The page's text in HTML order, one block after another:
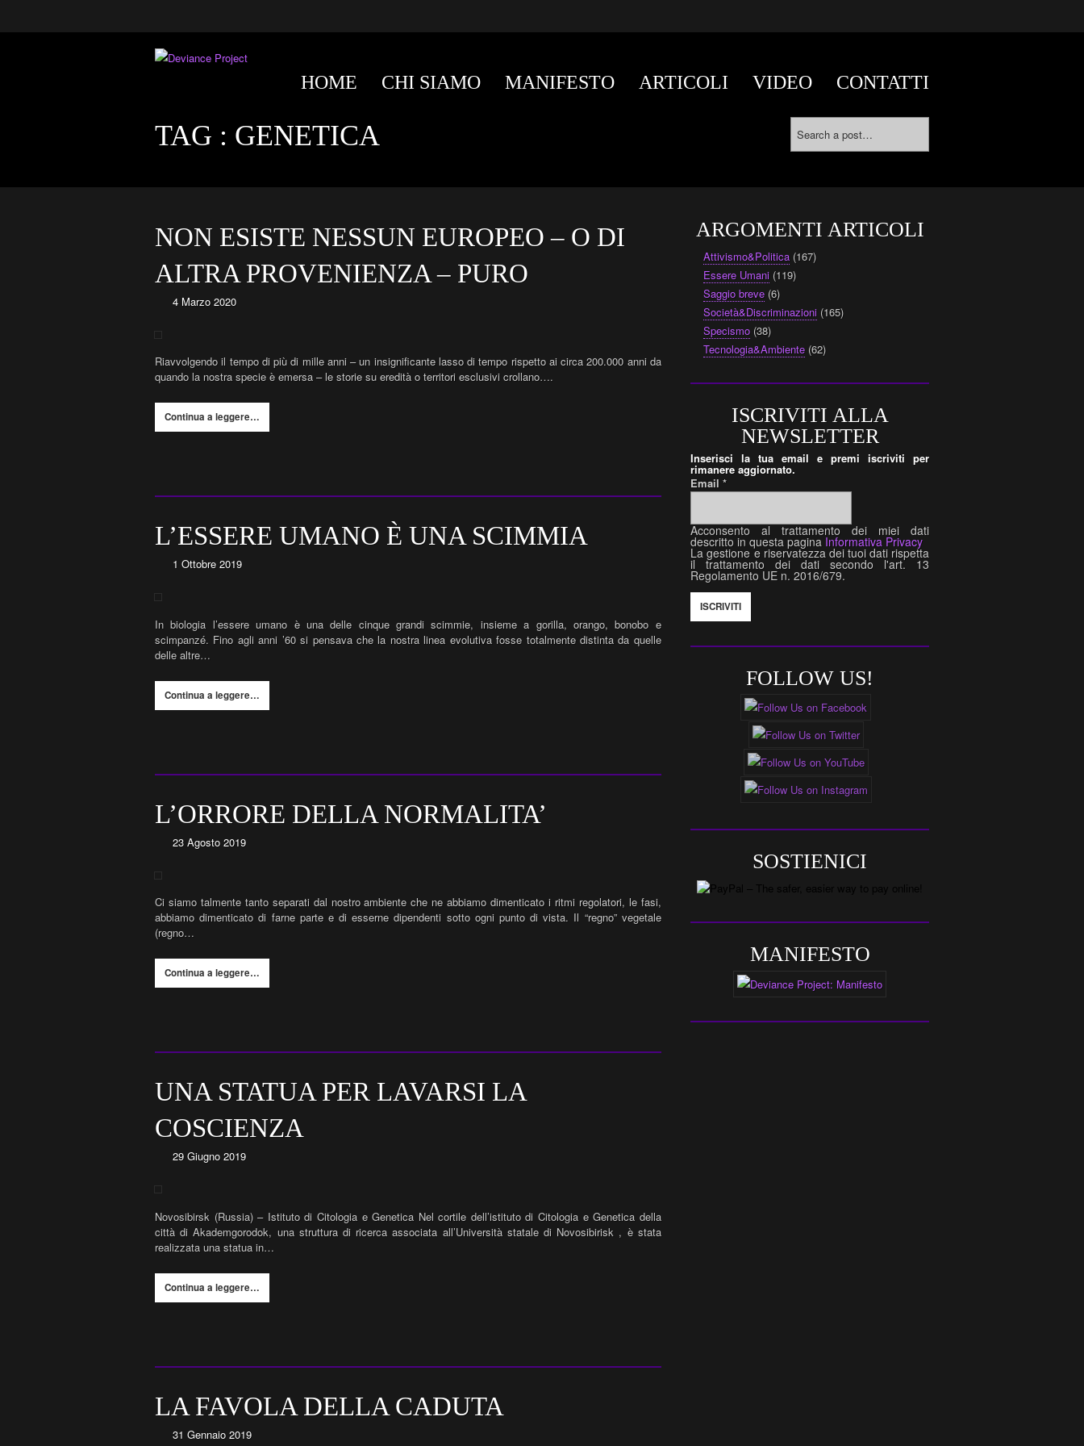
HOME CHI SIAMO MANIFESTO ARTICOLI VIDEO CONTATTI
TAG : GENETICA
NON ESISTE NESSUN EUROPEO – O DI
ALTRA PROVENIENZA – PURO
4 Marzo 2020
Riavvolgendo il tempo di più di mille anni – un insignificante lasso di tempo rispetto ai circa 200.000 anni da
quando la nostra specie è emersa – le storie su eredità o territori esclusivi crollano….
Continua a leggere…
L’ESSERE UMANO È UNA SCIMMIA
1 Ottobre 2019
In biologia l’essere umano è una delle cinque grandi scimmie, insieme a gorilla, orango, bonobo e
scimpanzé. Fino agli anni ’60 si pensava che la nostra linea evolutiva fosse totalmente distinta da quelle
delle altre…
Continua a leggere…
L’ORRORE DELLA NORMALITA’
23 Agosto 2019
Ci siamo talmente tanto separati dal nostro ambiente che ne abbiamo dimenticato i ritmi regolatori, le fasi,
abbiamo dimenticato di farne parte e di esserne dipendenti sotto ogni punto di vista. Il “regno” vegetale
(regno…
Continua a leggere…
UNA STATUA PER LAVARSI LA
COSCIENZA
29 Giugno 2019
Novosibirsk (Russia) – Istituto di Citologia e Genetica Nel cortile dell’istituto di Citologia e Genetica della
città di Akademgorodok, una struttura di ricerca associata all’Università statale di Novosibirisk , è stata
realizzata una statua in…
Continua a leggere…
LA FAVOLA DELLA CADUTA
31 Gennaio 2019
ARGOMENTI ARTICOLI
Attivismo&Politica (167)
Essere Umani (119)
Saggio breve (6)
Società&Discriminazioni (165)
Specismo (38)
Tecnologia&Ambiente (62)
ISCRIVITI ALLA
NEWSLETTER
Inserisci la tua email e premi iscriviti per
rimanere aggiornato.
Email*
Acconsento al trattamento dei miei dati
descritto in questa pagina Informativa Privacy
La gestione e riservatezza dei tuoi dati rispetta
il trattamento dei dati secondo l'art. 13
Regolamento UE n. 2016/679.
FOLLOW US!
SOSTIENICI
MANIFESTO